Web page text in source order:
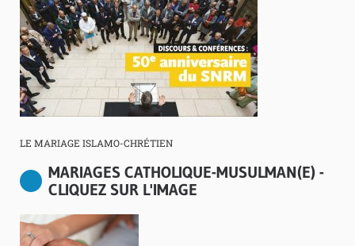
LE MARIAGE ISLAMO-CHRÉTIEN
MARIAGES CATHOLIQUE-MUSULMAN(E) -
CLIQUEZ SUR L'IMAGE